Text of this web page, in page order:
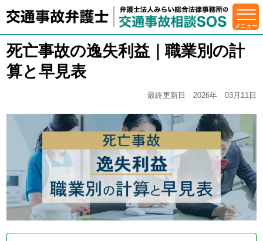
死亡事故の逸失利益｜職業別の計
算と早見表
最終更新日 2026年 03月11日